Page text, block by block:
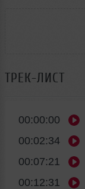
ТРЕК-ЛИСТ
00:00:00
00:02:34
00:07:21
00:12:31